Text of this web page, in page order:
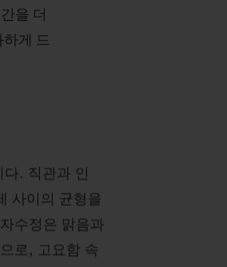
을 더
게 드
. 직관과 인
사이의 균형을
수정은 맑음과
로, 고요함 속